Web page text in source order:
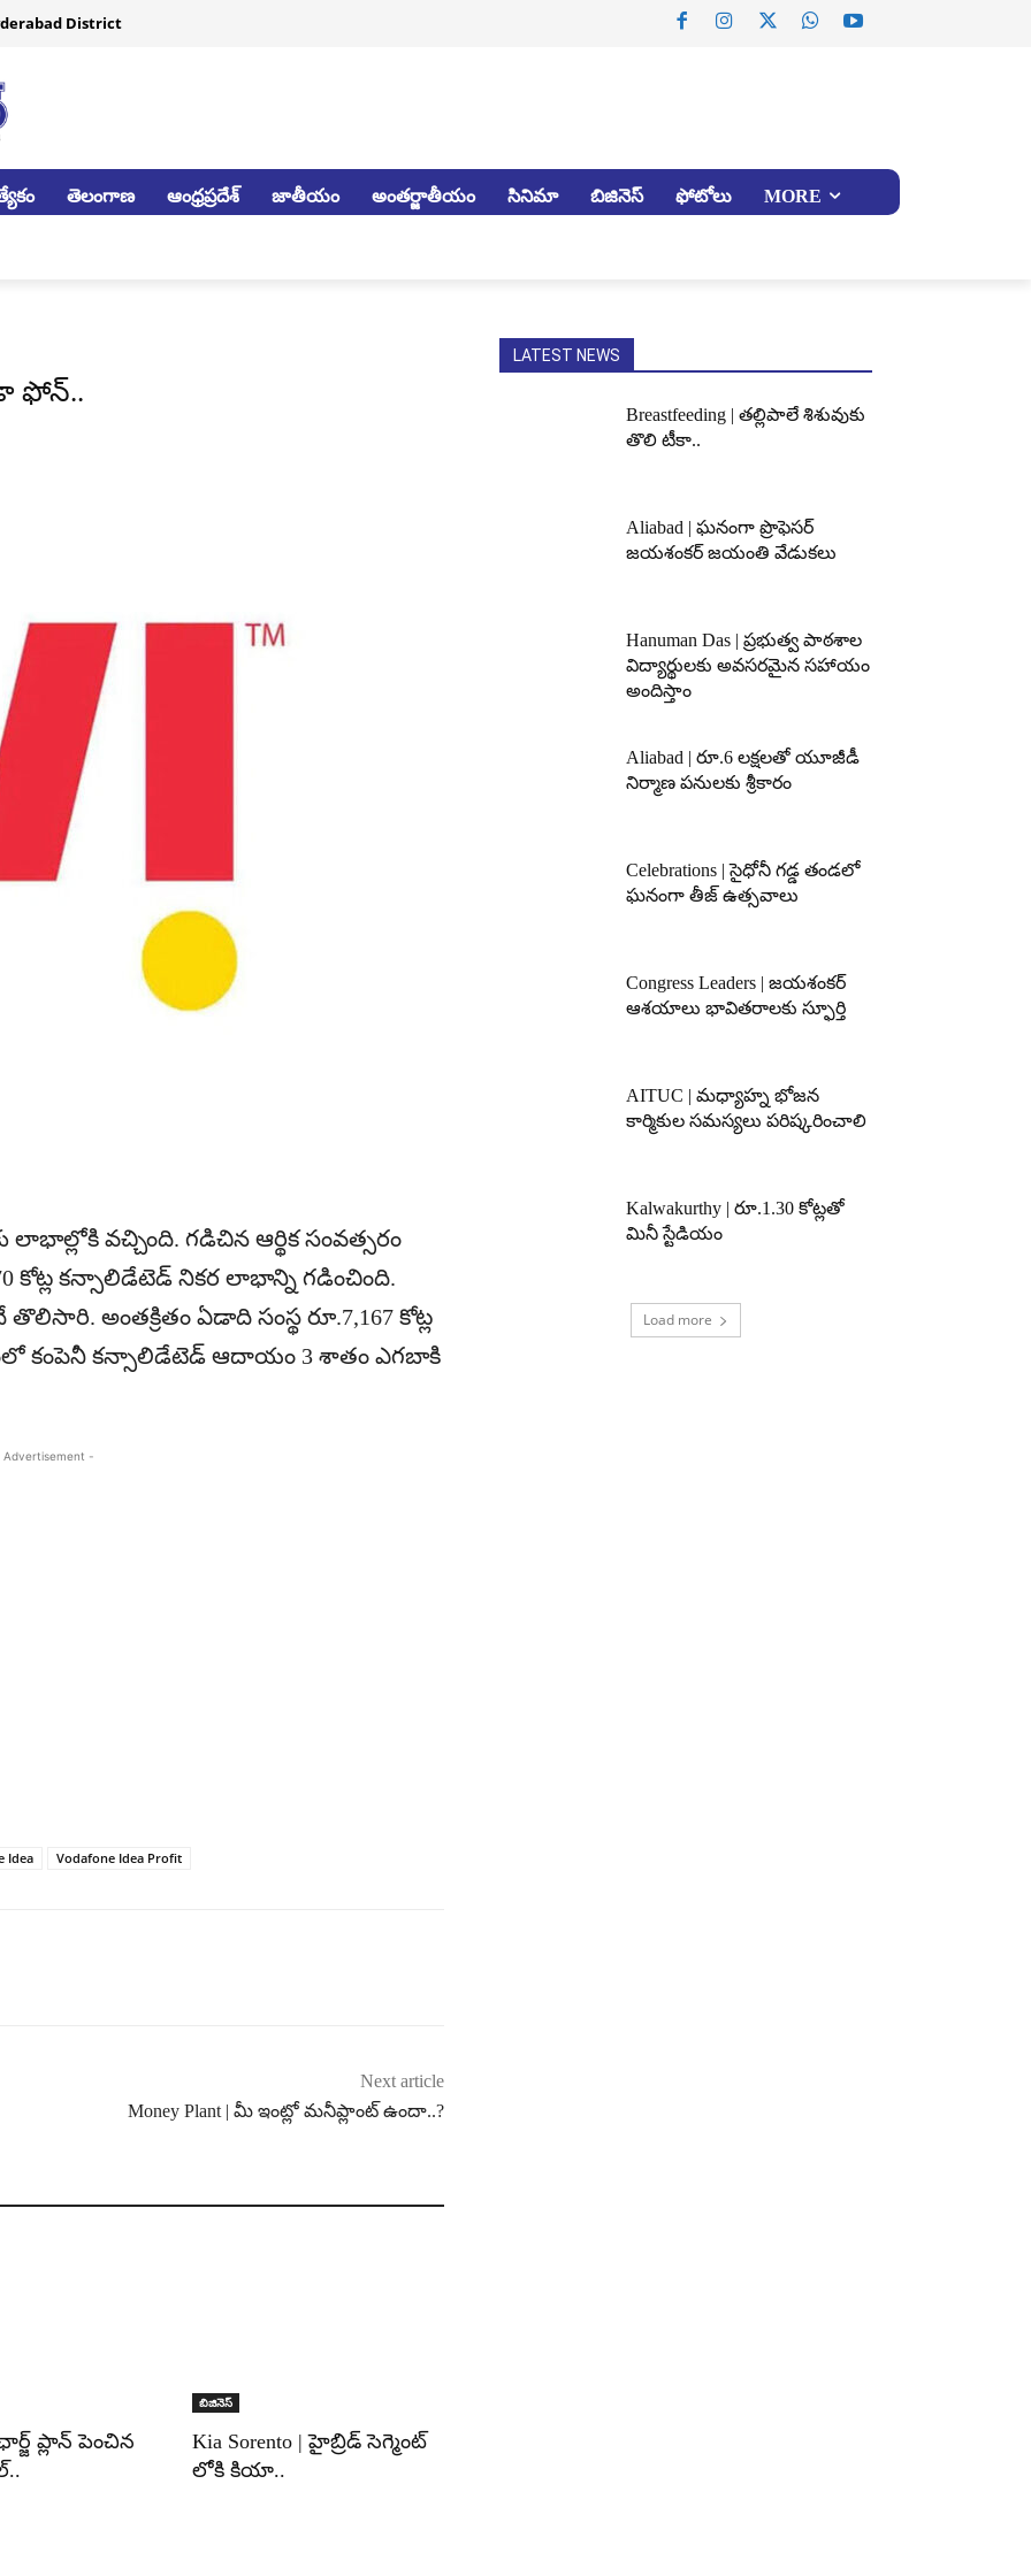
District
తెలంగాణ ఆంధ్రప్రదేశ్ జాతీయం అంతర్జాతీయం సినిమా బిజినెస్ ఫోటోలు MORE
ఫోన్..
వచ్చింది. గడిచిన ఆర్థిక సంవత్సరం
కోట్ల కన్సాలిడేటెడ్‌ నికర లాభాన్ని గడించింది.
అంతక్రితం ఏడాది సంస్థ రూ.7,167 కోట్ల
కంపెనీ కన్సాలిడేటెడ్‌ ఆదాయం 3 శాతం ఎగబాకి
Advertisement -
Idea Vodafone Idea Profit
Next article
Money Plant | మీ ఇంట్లో మనీప్లాంట్ ఉందా..?
ప్లాన్ పెంచిన
బిజినెస్
Kia Sorento | హైబ్రిడ్ సెగ్మెంట్
లోకి కియా..
LATEST NEWS
Breastfeeding | తల్లిపాలే శిశువుకు
తొలి టీకా..
Aliabad | ఘనంగా ప్రొఫెసర్
జయశంకర్ జయంతి వేడుకలు
Hanuman Das | ప్రభుత్వ పాఠశాల
విద్యార్థులకు అవసరమైన సహాయం
అందిస్తాం
Aliabad | రూ.6 లక్షలతో యూజీడీ
నిర్మాణ పనులకు శ్రీకారం
Celebrations | సైధోనీ గడ్డ తండలో
ఘనంగా తీజ్ ఉత్సవాలు
Congress Leaders | జయశంకర్
ఆశయాలు భావితరాలకు స్ఫూర్తి
AITUC | మధ్యాహ్న భోజన
కార్మికుల సమస్యలు పరిష్కరించాలి
Kalwakurthy | రూ.1.30 కోట్లతో
మినీ స్టేడియం
Load more